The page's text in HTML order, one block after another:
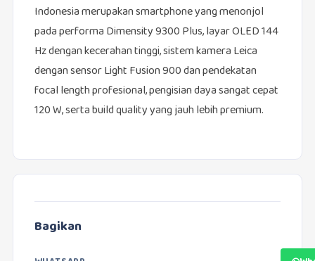
Indonesia merupakan smartphone yang menonjol
pada performa Dimensity 9300 Plus, layar OLED 144
Hz dengan kecerahan tinggi, sistem kamera Leica
dengan sensor Light Fusion 900 dan pendekatan
focal length profesional, pengisian daya sangat cepat
120 W, serta build quality yang jauh lebih premium.
Bagikan